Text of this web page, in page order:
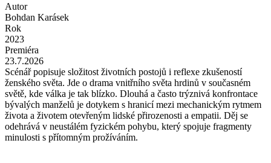
Autor
Bohdan Karásek
Rok
2023
Premiéra
23.7.2026
Scénář popisuje složitost životních postojů i reflexe zkušeností
ženského světa. Jde o drama vnitřního světa hrdinů v současném
světě, kde válka je tak blízko. Dlouhá a často trýznivá konfrontace
bývalých manželů je dotykem s hranicí mezi mechanickým rytmem
života a životem otevřeným lidské přirozenosti a empatii. Děj se
odehrává v neustálém fyzickém pohybu, který spojuje fragmenty
minulosti s přítomným prožíváním.